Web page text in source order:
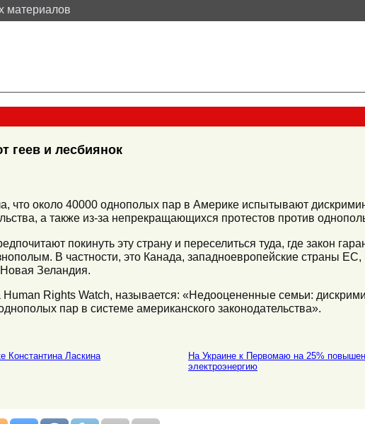
материалов
геев и лесбиянок
что около 40000 однополых пар в Америке испытывают
а также из-за непрекращающихся протестов против
покинуть эту страну и переселиться туда, где закон
В частности, это Канада, западноевропейские страны
Зеландия.
Human Rights Watch, называется: «Недооцененные семьи:
пар в системе американского законодательства».
Константина Ласкина
На Украине к Первомаю на 25%
электроэнергию